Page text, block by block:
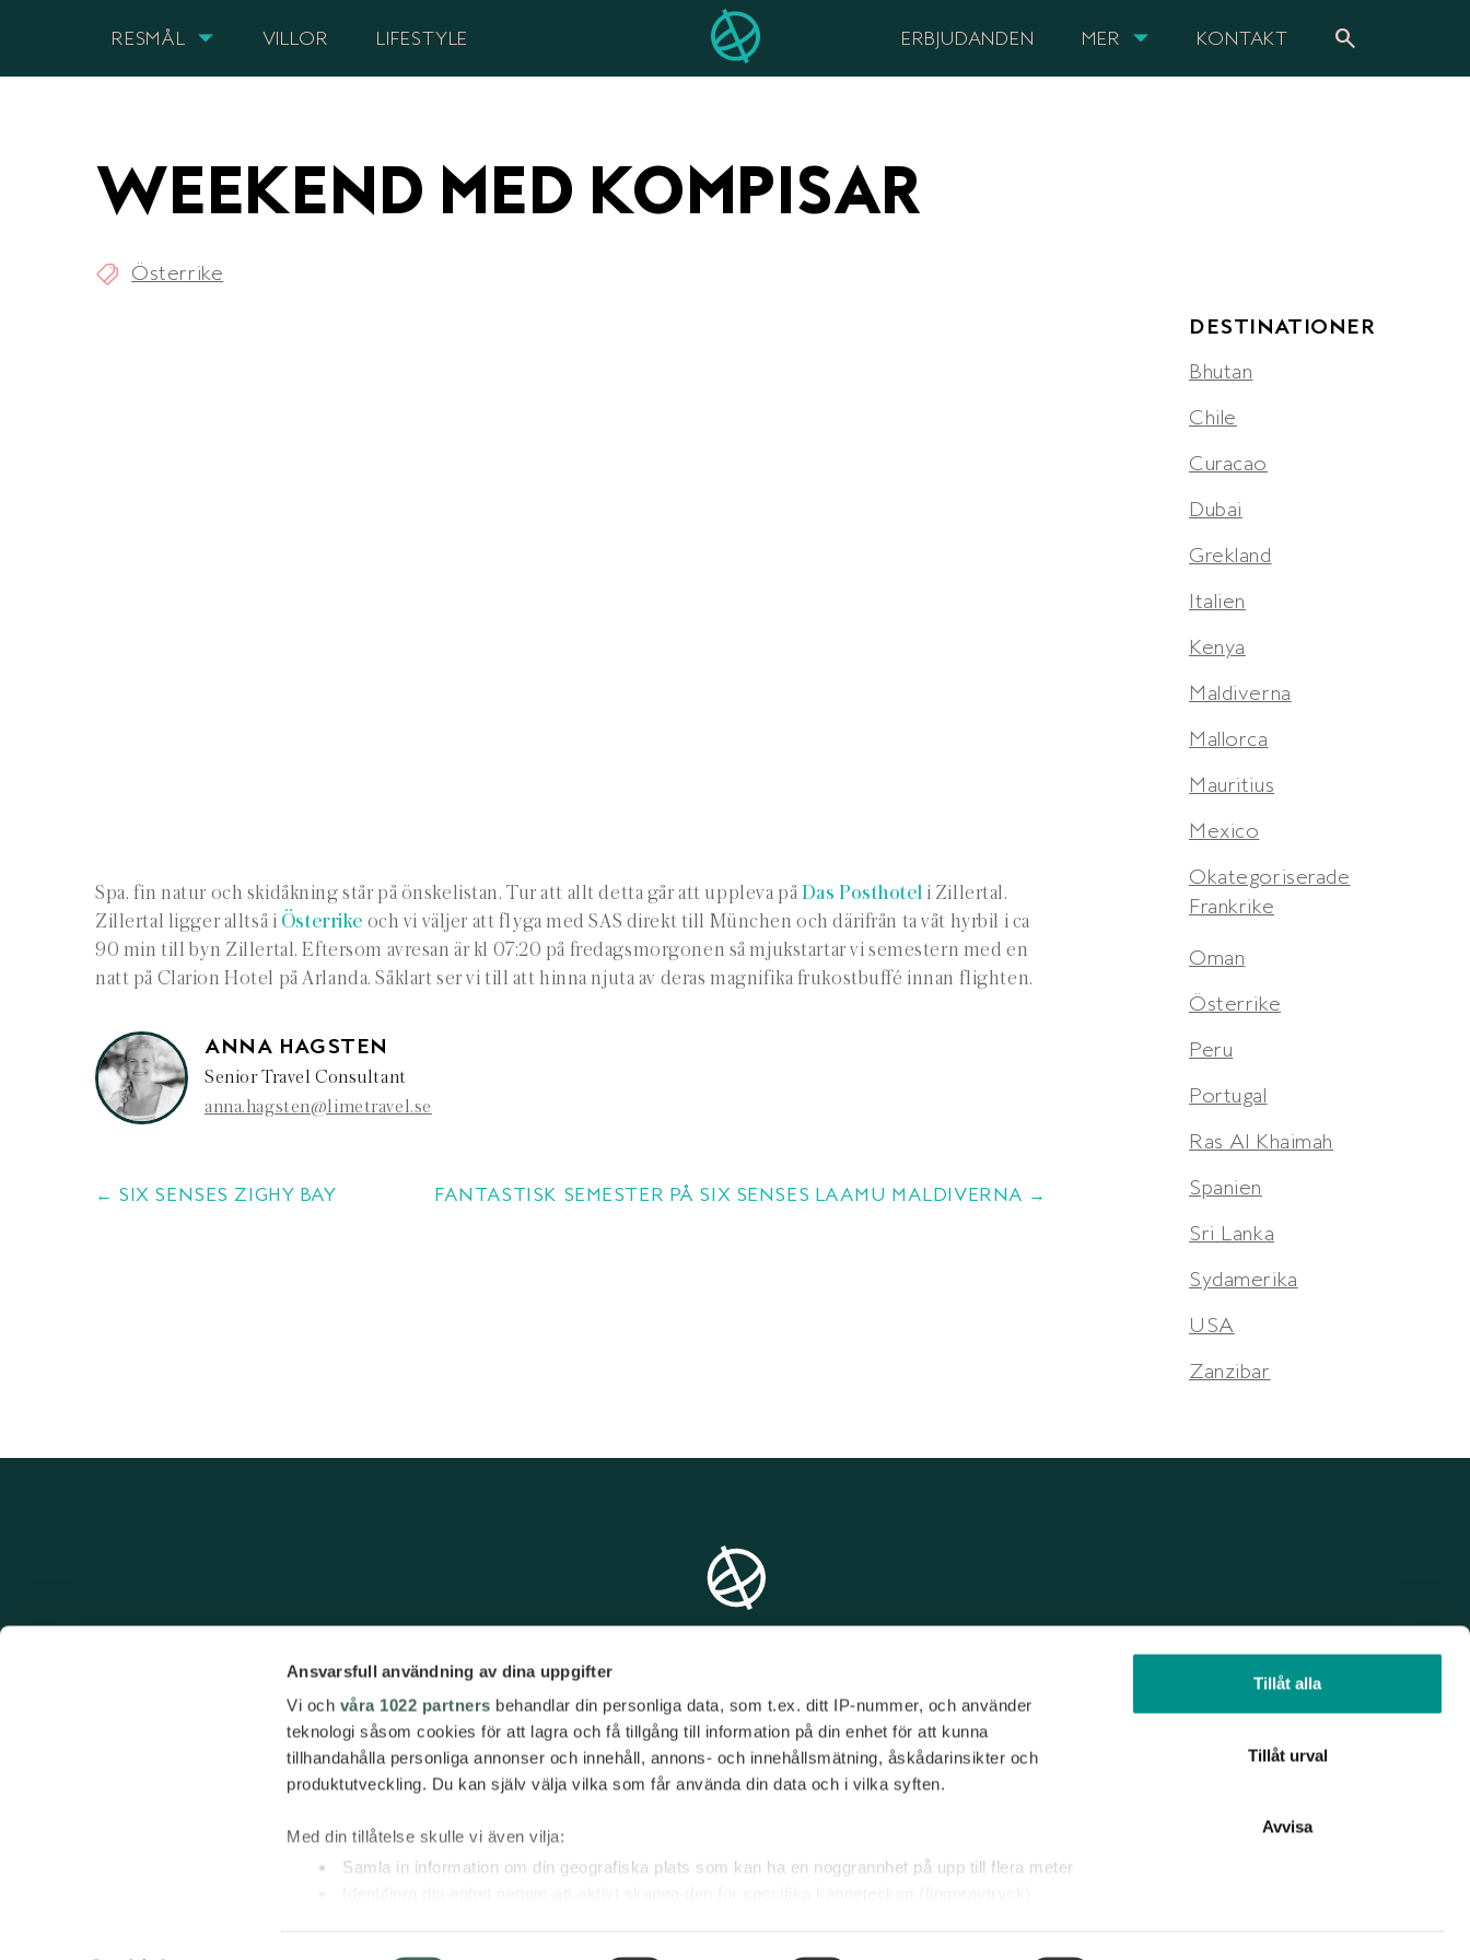
Ansvarsfull användning av dina uppgifter
Vi och våra 1022 partners behandlar din personliga data, som t.ex. ditt IP-nummer, och använder
teknologi såsom cookies för att lagra och få tillgång till information på din enhet för att kunna
tillhandahålla personliga annonser och innehåll, annons- och innehållsmätning, åskådarinsikter och
produktutveckling. Du kan själv välja vilka som får använda din data och i vilka syften.
Med din tillåtelse skulle vi även vilja:
Samla in information om din geografiska plats som kan ha en noggrannhet på upp till flera meter
Tillåt alla
Tillåt urval
Avvisa
RESMÅL VILLOR LIFESTYLE ERBJUDANDEN MER KONTAKT search
WEEKEND MED KOMPISAR
Österrike
Spa, fin natur och skidåkning står på önskelistan. Tur att allt detta går att uppleva på Das Posthotel i Zillertal.
Zillertal ligger alltså i Österrike och vi väljer att flyga med SAS direkt till München och därifrån ta våt hyrbil i ca
90 min till byn Zillertal. Eftersom avresan är kl 07:20 på fredagsmorgonen så mjukstartar vi semestern med en
natt på Clarion Hotel på Arlanda. Såklart ser vi till att hinna njuta av deras magnifika frukostbuffé innan flighten.
ANNA HAGSTEN
Senior Travel Consultant
anna.hagsten@limetravel.se
← SIX SENSES ZIGHY BAY FANTASTISK SEMESTER PÅ SIX SENSES LAAMU MALDIVERNA →
DESTINATIONER
Bhutan
Chile
Curacao
Dubai
Grekland
Italien
Kenya
Maldiverna
Mallorca
Mauritius
Mexico
Okategoriserade
Frankrike
Oman
Österrike
Peru
Portugal
Ras Al Khaimah
Spanien
Sri Lanka
Sydamerika
USA
Zanzibar